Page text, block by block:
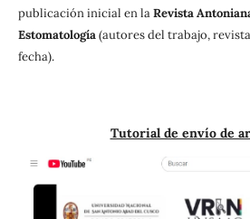
publicación inicial en laRevista
Estomatología(autores del trabajo,
fecha).
Tutorial de envío de